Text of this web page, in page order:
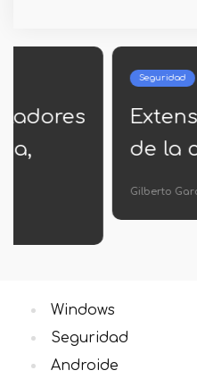
Extensión
de la
Windows
Seguridad
Androide